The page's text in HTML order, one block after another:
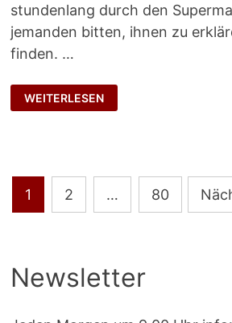
stundenlang durch den
jemanden bitten, ihnen zu
finden. …
DIE
KUNST
DES
WEITERLESEN
der
1 2 … 80
Newsletter